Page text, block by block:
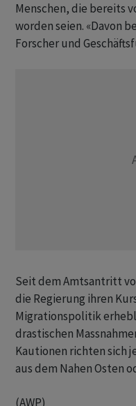
Menschen, die bereits
worden seien. «Davon
Forscher und
Seit dem Amtsantritt
die Regierung ihren
Migrationspolitik
drastischen
Kautionen richten sich
aus dem Nahen Osten
(AWP)